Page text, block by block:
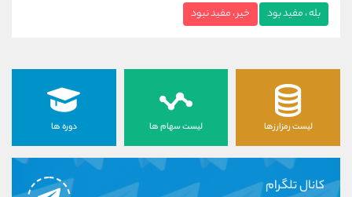
بله ، مفید بود خیر ، مفید نبود
لیست رمزارزها لیست سهام ها دوره ها
کانال تلگرام